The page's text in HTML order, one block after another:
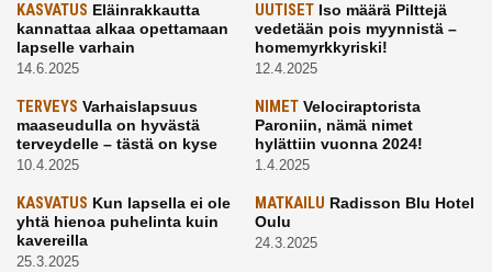
KASVATUS Eläinrakkautta
kannattaa alkaa opettamaan
lapselle varhain
14.6.2025
UUTISETIso määrä Pilttejä
vedetään pois myynnistä –
homemyrkkyriski!
12.4.2025
TERVEYS Varhaislapsuus
maaseudulla on hyvästä
terveydelle – tästä on kyse
10.4.2025
NIMETVelociraptorista
Paroniin, nämä nimet
hylättiin vuonna 2024!
1.4.2025
KASVATUS Kun lapsella ei ole
yhtä hienoa puhelinta kuin
kavereilla
25.3.2025
MATKAILU Radisson Blu Hotel
Oulu
24.3.2025